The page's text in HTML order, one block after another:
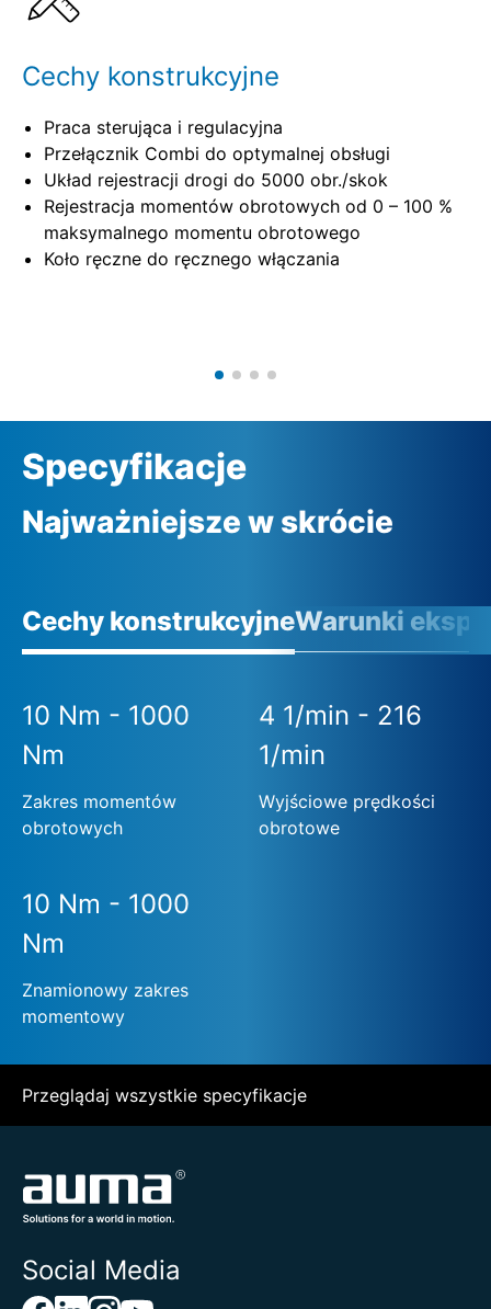
Cechy konstrukcyjne
Praca sterująca i regulacyjna
Przełącznik Combi do optymalnej obsługi
Układ rejestracji drogi do 5000 obr./skok
Rejestracja momentów obrotowych od 0 – 100 %
maksymalnego momentu obrotowego
Koło ręczne do ręcznego włączania
Specyfikacje
Najważniejsze w skrócie
Cechy konstrukcyjneWarunki
10 Nm - 1000
Nm
Zakres momentów
obrotowych
4 1/min - 216
1/min
Wyjściowe prędkości
obrotowe
10 Nm - 1000
Nm
Znamionowy zakres
momentowy
Przeglądaj wszystkie specyfikacje
Social Media